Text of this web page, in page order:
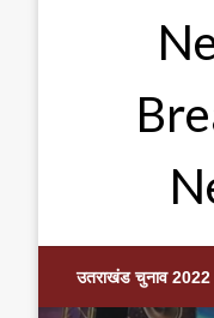
O
उतराखंड चुनाव 2022